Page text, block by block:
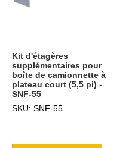
Kit d'étagères
supplémentaires pour
boîte de camionnette à
plateau court (5,5 pi) -
SNF-55
SKU: SNF-55